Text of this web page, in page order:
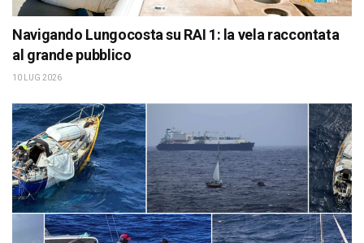
Navigando Lungocosta su RAI 1: la vela raccontata
al grande pubblico
10 LUG 2026